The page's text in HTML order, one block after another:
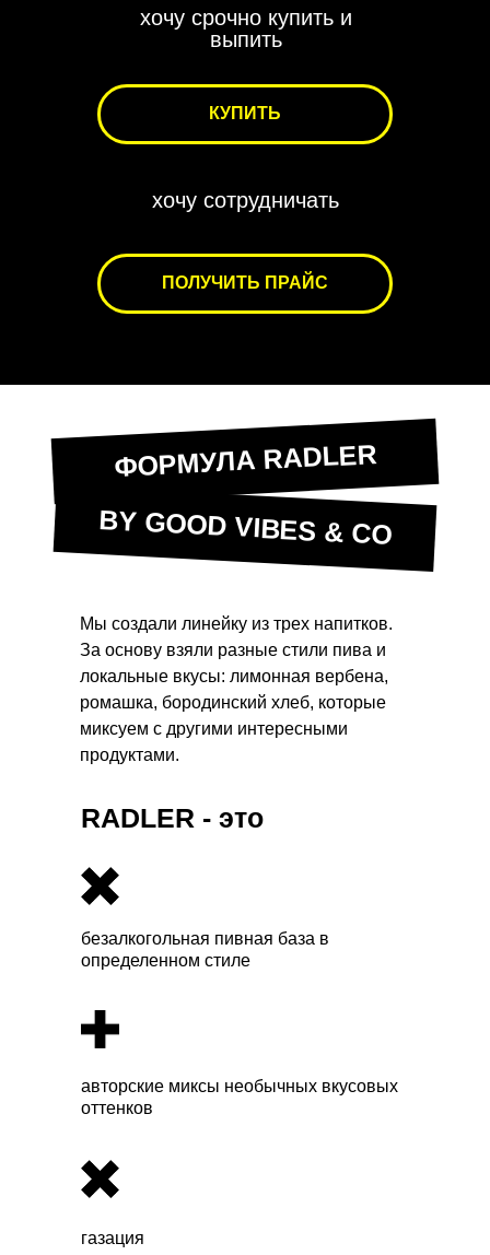
КУПИТЬ
ПОЛУЧИТЬ ПРАЙС
хочу срочно купить и
выпить
хочу сотрудничать
безалкогольная пивная база в
определенном стиле
авторские миксы необычных вкусовых
оттенков
газация
Мы создали линейку из трех напитков.
За основу взяли разные стили пива и
локальные вкусы: лимонная вербена,
ромашка, бородинский хлеб, которые
миксуем с другими интересными
продуктами.
RADLER - это
BY GOOD VIBES & CO
ФОРМУЛА RADLER